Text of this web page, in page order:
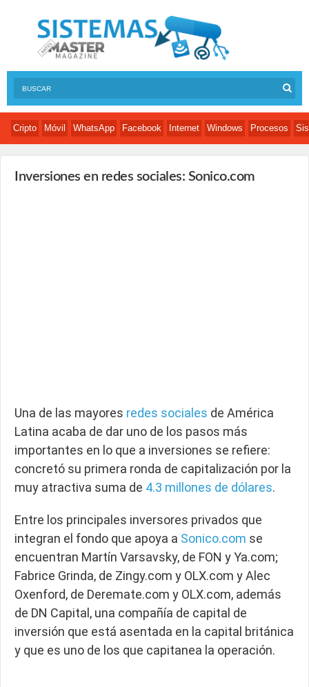
Cripto Móvil WhatsApp Facebook Internet Windows Procesos
Inversiones en redes sociales: Sonico.com
Una de las mayores redes sociales de América
Latina acaba de dar uno de los pasos más
importantes en lo que a inversiones se refiere:
concretó su primera ronda de capitalización por la
muy atractiva suma de 4.3 millones de dólares.
Entre los principales inversores privados que
integran el fondo que apoya a Sonico.com se
encuentran Martín Varsavsky, de FON y Ya.com;
Fabrice Grinda, de Zingy.com y OLX.com y Alec
Oxenford, de Deremate.com y OLX.com, además
de DN Capital, una compañía de capital de
inversión que está asentada en la capital británica
y que es uno de los que capitanea la operación.